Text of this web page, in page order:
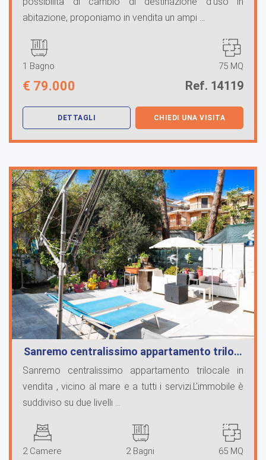
abitazione, proponiamo in vendita un ampi ...
1 Bagno 75 MQ
€ 79.000 Ref. 14119
DETTAGLI CHIEDI UNA VISITA
Sanremo centralissimo appartamento trilo…
Sanremo centralissimo appartamento trilocale in
vendita , vicino al mare e a tutti i servizi.L'immobile è
suddiviso su due livelli ...
2 Camere 2 Bagni 65 MQ